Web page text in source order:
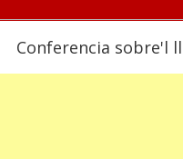
Conferencia sobre'l